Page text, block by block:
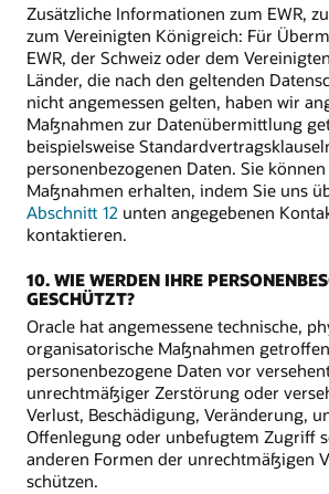
Zusätzliche Informationen zum EWR,
zum Vereinigten Königreich: Für
EWR, der Schweiz oder dem
Länder, die nach den geltenden
nicht angemessen gelten, haben wir
Maßnahmen zur Datenübermittlung
beispielsweise
personenbezogenen Daten. Sie
Maßnahmen erhalten, indem Sie uns
Abschnitt 12 unten angegebenen
kontaktieren.
10. WIE WERDEN IHRE
GESCHÜTZT?
Oracle hat angemessene technische,
organisatorische Maßnahmen
personenbezogene Daten vor
unrechtmäßiger Zerstörung oder
Verlust, Beschädigung, Veränderung,
Offenlegung oder unbefugtem Zugriff
anderen Formen der unrechtmäßigen
schützen.